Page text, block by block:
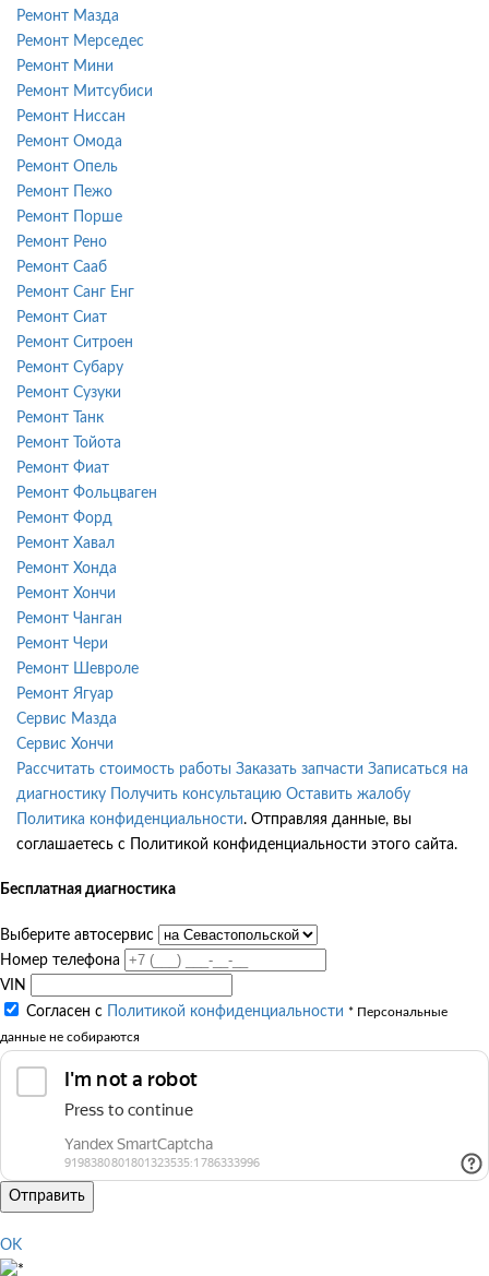
Ремонт Мазда
Ремонт Мерседес
Ремонт Мини
Ремонт Митсубиси
Ремонт Ниссан
Ремонт Омода
Ремонт Опель
Ремонт Пежо
Ремонт Порше
Ремонт Рено
Ремонт Сааб
Ремонт Санг Енг
Ремонт Сиат
Ремонт Ситроен
Ремонт Субару
Ремонт Сузуки
Ремонт Танк
Ремонт Тойота
Ремонт Фиат
Ремонт Фольцваген
Ремонт Форд
Ремонт Хавал
Ремонт Хонда
Ремонт Хончи
Ремонт Чанган
Ремонт Чери
Ремонт Шевроле
Ремонт Ягуар
Сервис Мазда
Сервис Хончи
Рассчитать стоимость работы Заказать запчасти Записаться на
диагностику
Получить консультацию Оставить жалобу
Политика конфиденциальности. Отправляя данные, вы
соглашаетесь с Политикой конфиденциальности этого сайта.
Бесплатная диагностика
Выберите автосервис
Номер телефона
VIN
Согласен с
Политикой конфиденциальности * Персональные
данные не собираются
Отправить
OK